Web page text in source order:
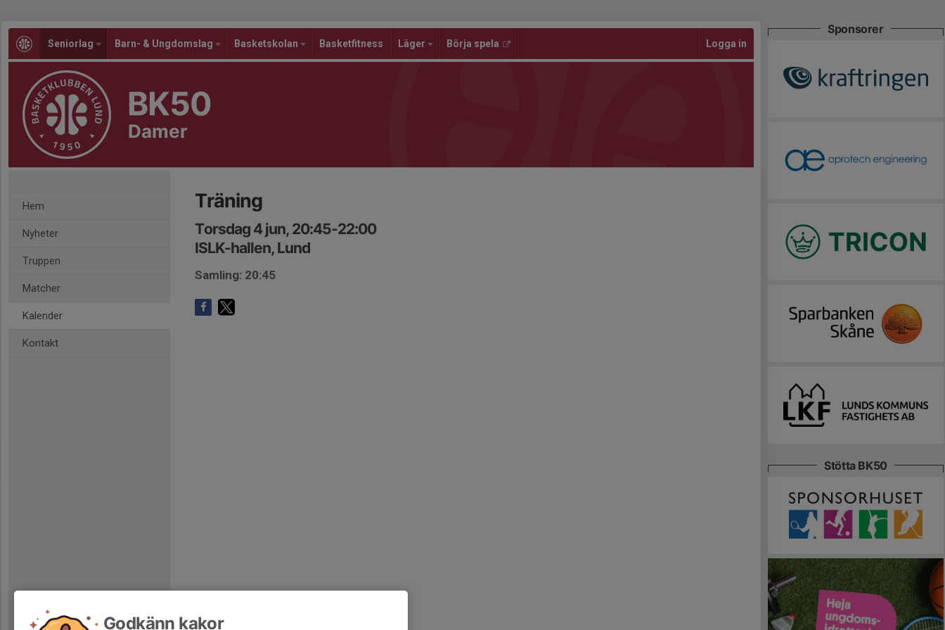
Seniorlag Barn- & Ungdomslag Basketskolan Basketfitness Läger Börja spela Logga in
BK50
Damer
Hem
Nyheter
Truppen
Matcher
Kalender
Kontakt
Träning
Torsdag 4 jun, 20:45-22:00
ISLK-hallen, Lund
Samling: 20:45
Sponsorer
Stötta BK50
Godkänn kakor